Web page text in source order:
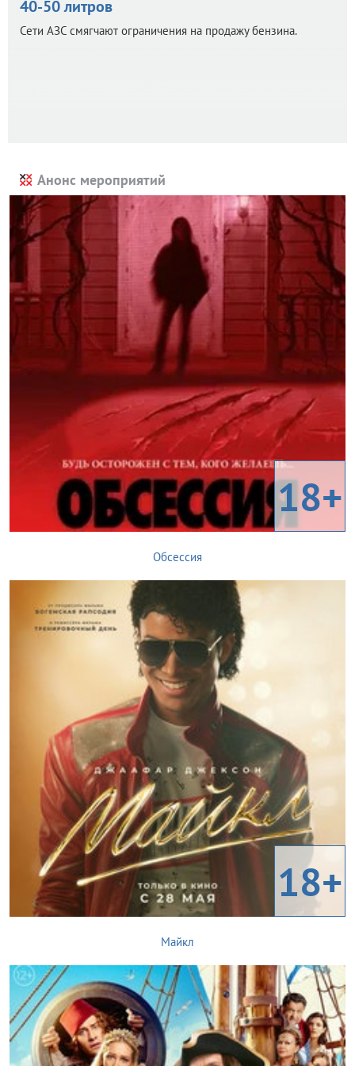
40-50 литров
Сети АЗС смягчают ограничения на продажу бензина.
Анонс мероприятий
18+
Обсессия
18+
Майкл